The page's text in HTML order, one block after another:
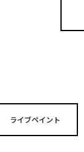
ライブペイント